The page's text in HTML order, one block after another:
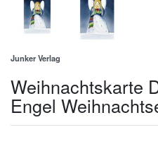
Junker Verlag
Weihnachtskarte
Engel